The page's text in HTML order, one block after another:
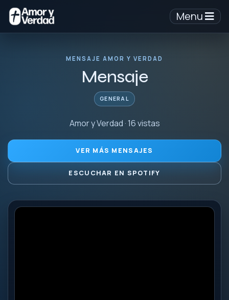
Menu
MENSAJE AMOR Y VERDAD
Mensaje
GENERAL
Amor y Verdad · 16 vistas
VER MÁS MENSAJES
ESCUCHAR EN SPOTIFY